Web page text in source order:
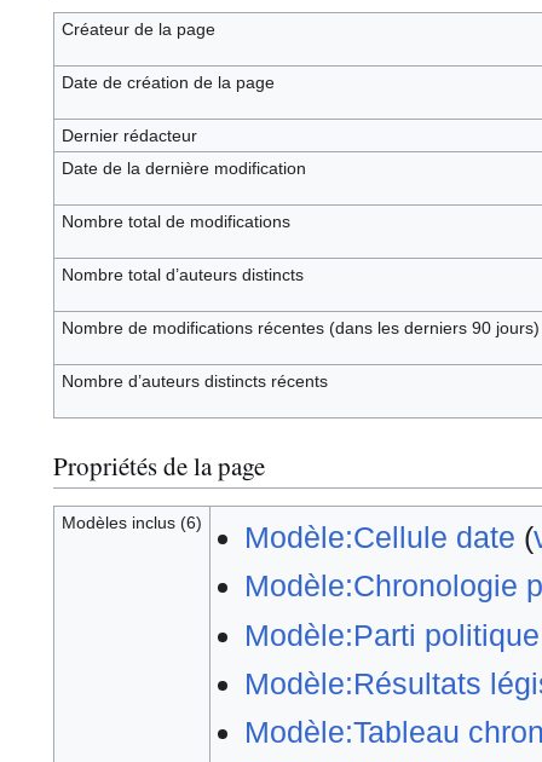
Créateur de la page
Date de création de la page
Dernier rédacteur
Date de la dernière modification
Nombre total de modifications
Nombre total d’auteurs distincts
Nombre de modifications récentes (dans les derniers 90 jours)
Nombre d’auteurs distincts récents
Propriétés de la page
Modèles inclus (6) Modèle:Cellule date (
Modèle:Chronologie
Modèle:Parti
Modèle:Résultats
Modèle:Tableau